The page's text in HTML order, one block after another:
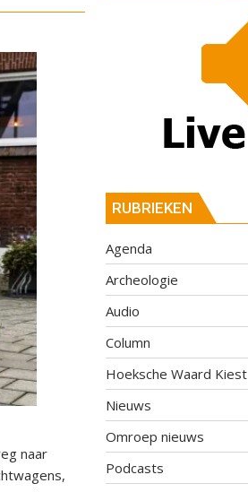
naar
RUBRIEKEN
Agenda
Archeologie
Audio
Column
Hoeksche Waard Kiest
Nieuws
Omroep nieuws
Podcasts